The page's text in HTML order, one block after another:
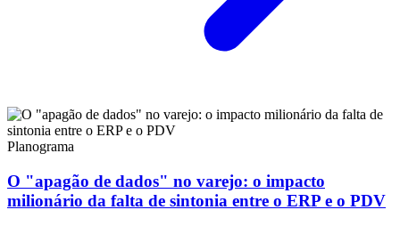
Planograma
O "apagão de dados" no varejo: o impacto
milionário da falta de sintonia entre o ERP e o PDV